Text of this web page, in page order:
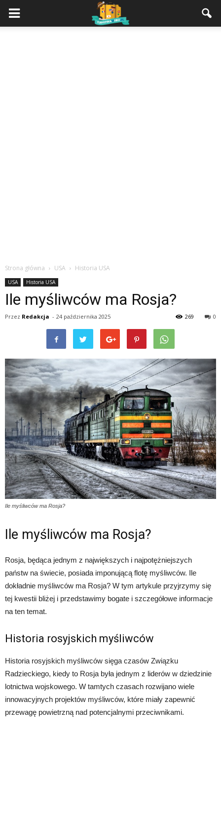
Strona główna USA Historia USA
USA Historia USA
Ile myśliwców ma Rosja?
Przez Redakcja - 24 października 2025 0
269
Ile myśliwców ma Rosja?
Ile myśliwców ma Rosja?
Rosja, będąca jednym z największych i najpotężniejszych
państw na świecie, posiada imponującą flotę myśliwców. Ile
dokładnie myśliwców ma Rosja? W tym artykule przyjrzymy się
tej kwestii bliżej i przedstawimy bogate i szczegółowe informacje
na ten temat.
Historia rosyjskich myśliwców
Historia rosyjskich myśliwców sięga czasów Związku
Radzieckiego, kiedy to Rosja była jednym z liderów w dziedzinie
lotnictwa wojskowego. W tamtych czasach rozwijano wiele
innowacyjnych projektów myśliwców, które miały zapewnić
przewagę powietrzną nad potencjalnymi przeciwnikami.